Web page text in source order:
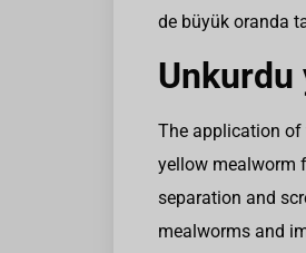
de büyük oranda
Unkurdu
The application of
yellow mealworm
separation and
mealworms and